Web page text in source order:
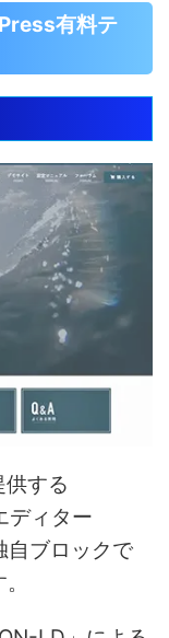
有料テ
供する
ディター
自ブロックで